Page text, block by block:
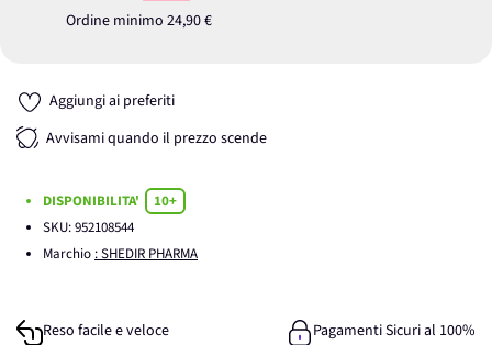
Ordine minimo 24,90 €
Aggiungi ai preferiti
Avvisami quando il prezzo scende
DISPONIBILITA'
10+
SKU:952108544
Marchio : SHEDIR PHARMA
Reso facile e veloce
Pagamenti Sicuri al 100%